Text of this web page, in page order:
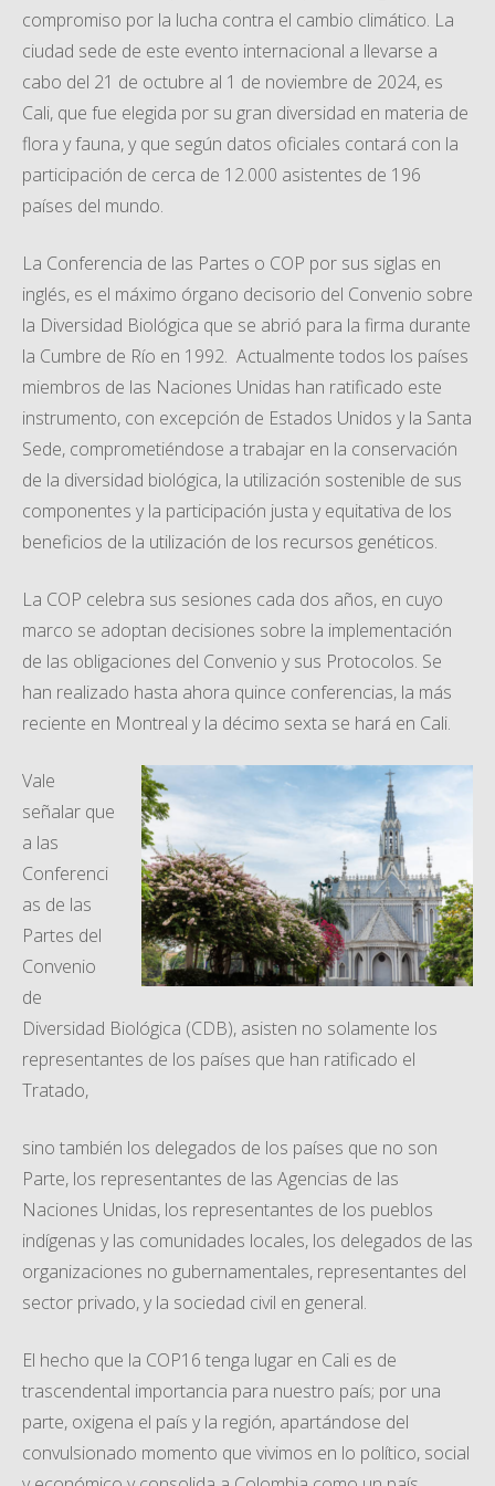
compromiso por la lucha contra el cambio climático. La
ciudad sede de este evento internacional a llevarse a
cabo del 21 de octubre al 1 de noviembre de 2024, es
Cali, que fue elegida por su gran diversidad en materia de
flora y fauna, y que según datos oficiales contará con la
participación de cerca de 12.000 asistentes de 196
países del mundo.
La Conferencia de las Partes o COP por sus siglas en
inglés, es el máximo órgano decisorio del Convenio sobre
la Diversidad Biológica que se abrió para la firma durante
la Cumbre de Río en 1992. Actualmente todos los países
miembros de las Naciones Unidas han ratificado este
instrumento, con excepción de Estados Unidos y la Santa
Sede, comprometiéndose a trabajar en la conservación
de la diversidad biológica, la utilización sostenible de sus
componentes y la participación justa y equitativa de los
beneficios de la utilización de los recursos genéticos.
La COP celebra sus sesiones cada dos años, en cuyo
marco se adoptan decisiones sobre la implementación
de las obligaciones del Convenio y sus Protocolos. Se
han realizado hasta ahora quince conferencias, la más
reciente en Montreal y la décimo sexta se hará en Cali.
Vale
señalar que
a las
Conferenci
as de las
Partes del
Convenio
de
Diversidad Biológica (CDB), asisten no solamente los
representantes de los países que han ratificado el
Tratado,
sino también los delegados de los países que no son
Parte, los representantes de las Agencias de las
Naciones Unidas, los representantes de los pueblos
indígenas y las comunidades locales, los delegados de las
organizaciones no gubernamentales, representantes del
sector privado, y la sociedad civil en general.
El hecho que la COP16 tenga lugar en Cali es de
trascendental importancia para nuestro país; por una
parte, oxigena el país y la región, apartándose del
convulsionado momento que vivimos en lo político, social